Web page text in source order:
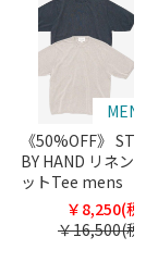
MENS
《50%OFF》 STILL
BY HAND リネンニ
ットTee mens
￥8,250(税
￥16,500(税